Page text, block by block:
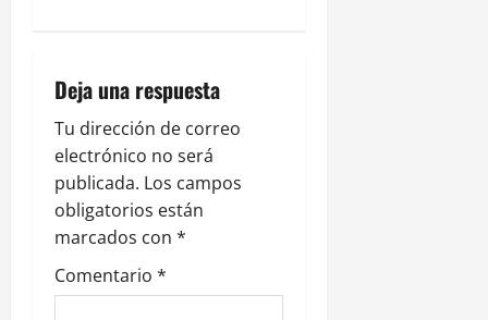
ó
n
d
e
e
Deja una respuesta
Tu dirección de correo
electrónico no será
publicada. Los campos
obligatorios están
marcados con *
Comentario *